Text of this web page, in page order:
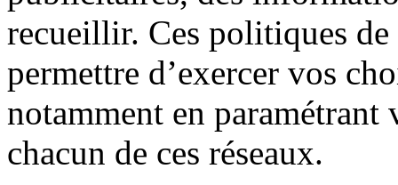
recueillir. Ces politiques
permettre d’exercer vos
notamment en
chacun de ces réseaux.